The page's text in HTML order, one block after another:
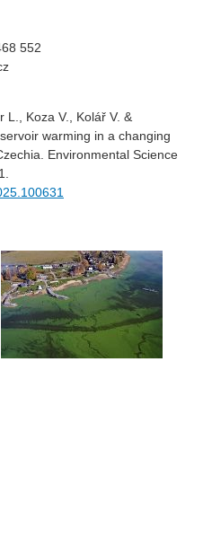
552
L., Koza V., Kolář V. &
warming in a changing
Environmental Science